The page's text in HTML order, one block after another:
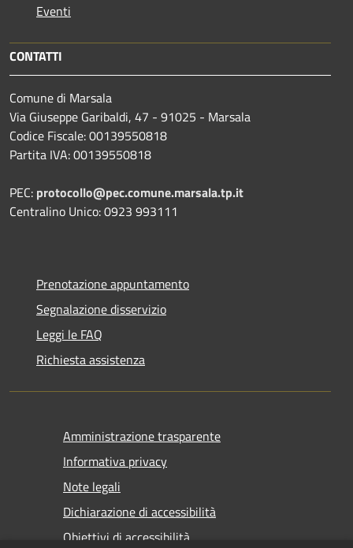
Eventi
CONTATTI
Comune di Marsala
Via Giuseppe Garibaldi, 47 - 91025 - Marsala
Codice Fiscale: 00139550818
Partita IVA: 00139550818
PEC: protocollo@pec.comune.marsala.tp.it
Centralino Unico: 0923 993111
Prenotazione appuntamento
Segnalazione disservizio
Leggi le FAQ
Richiesta assistenza
Amministrazione trasparente
Informativa privacy
Note legali
Dichiarazione di accessibilità
Obiettivi di accessibilità